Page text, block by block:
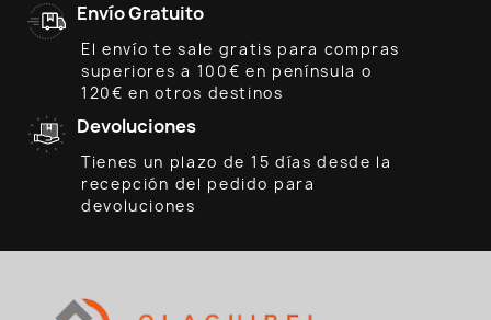
Envío Gratuito
El envío te sale gratis para compras
superiores a 100€ en península o
120€ en otros destinos
Devoluciones
Tienes un plazo de 15 días desde la
recepción del pedido para
devoluciones